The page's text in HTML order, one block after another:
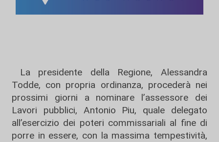
La presidente della Regione, Alessandra
Todde, con propria ordinanza, procederà nei
prossimi giorni a nominare l’assessore dei
Lavori pubblici, Antonio Piu, quale delegato
all’esercizio dei poteri commissariali al fine di
porre in essere, con la massima tempestività,